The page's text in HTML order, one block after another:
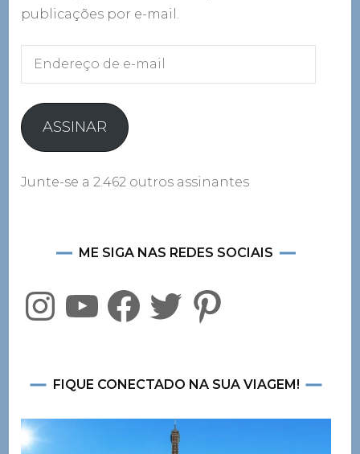
publicações por e-mail.
Endereço
mailASSINAR
Junte-se a 2.462 outros assinantes
ME SIGA NAS REDES SOCIAIS
InstagramYouTubeFacebookTwitter Pinterest
FIQUE CONECTADO NA SUA VIAGEM!